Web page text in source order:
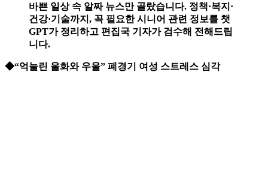
바쁜 일상 속 알짜 뉴스만 골랐습니다. 정책·복지·
건강·기술까지, 꼭 필요한 시니어 관련 정보를 챗
GPT가 정리하고 편집국 기자가 검수해 전해드립
니다.
◆“억눌린 울화와 우울” 폐경기 여성 스트레스 심각